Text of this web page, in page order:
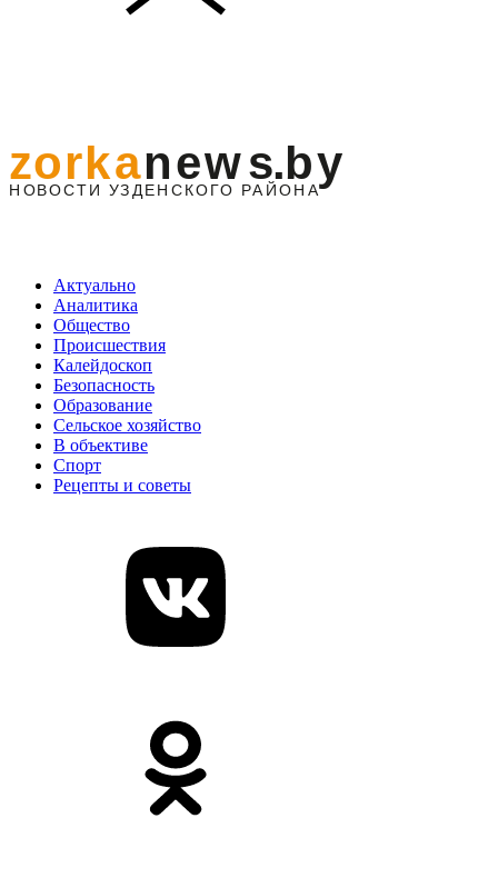
Актуально
Аналитика
Общество
Происшествия
Калейдоскоп
Безопасность
Образование
Сельское хозяйство
В объективе
Спорт
Рецепты и советы